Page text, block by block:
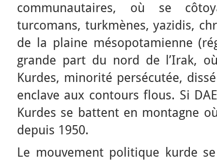
communautaires, où se
turcomans, turkmènes, yazidis,
de la plaine mésopotamienne
grande part du nord de l’Irak,
Kurdes, minorité persécutée,
enclave aux contours flous. Si
Kurdes se battent en montagne
depuis 1950.
Le mouvement politique kurde